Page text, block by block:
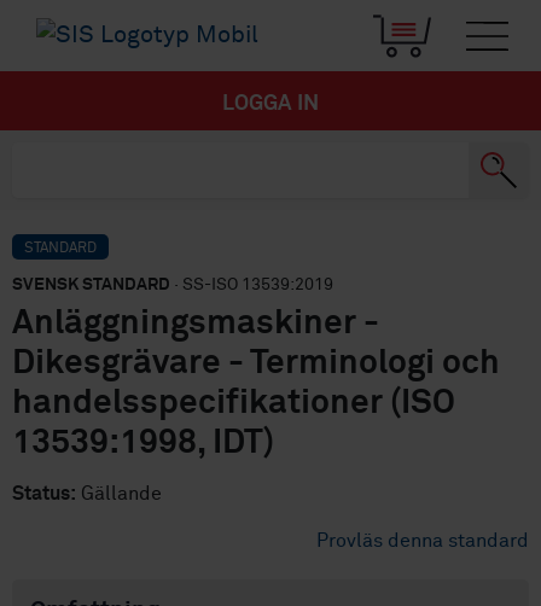
LOGGA IN
STANDARD
SVENSK STANDARD · SS-ISO 13539:2019
Anläggningsmaskiner -
Dikesgrävare - Terminologi och
handelsspecifikationer (ISO
13539:1998, IDT)
Status: Gällande
Provläs denna standard